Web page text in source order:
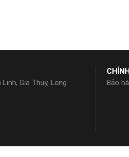
Gia Thụy, Long
Bảo